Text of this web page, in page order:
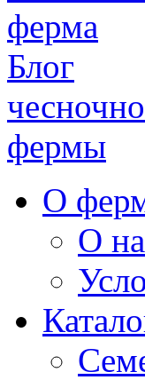
Блог
фермы
О
О